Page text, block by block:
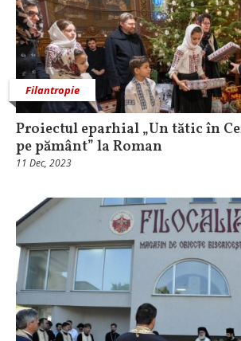
Filantropie
Proiectul eparhial „Un tătic în
pe pământ” la Roman
11 Dec, 2023